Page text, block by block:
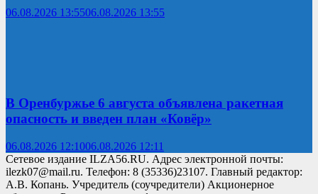
06.08.2026 13:5506.08.2026 13:55
В Оренбуржье 6 августа объявлена ракетная
опасность и введен план «Ковёр»
06.08.2026 12:1006.08.2026 12:11
Сетевое издание ILZA56.RU. Адрес электронной почты:
ilezk07@mail.ru. Телефон: 8 (35336)23107. Главный редактор:
А.В. Копань. Учредитель (соучредители) Акционерное